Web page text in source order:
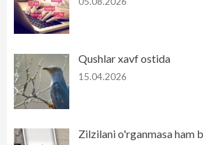
Qushlar xavf ostida
15.04.2026
Zilzilani o'rganmasa ham